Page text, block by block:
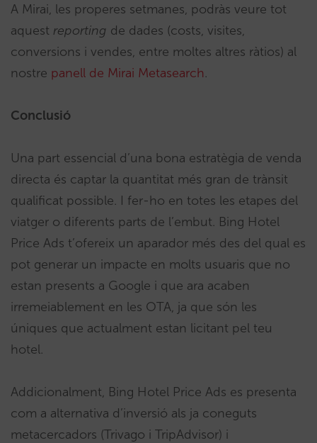
A Mirai, les properes setmanes, podràs veure tot
aquest reporting de dades (costs, visites,
conversions i vendes, entre moltes altres ràtios) al
nostre panell de Mirai Metasearch.
Conclusió
Una part essencial d’una bona estratègia de venda
directa és captar la quantitat més gran de trànsit
qualificat possible. I fer-ho en totes les etapes del
viatger o diferents parts de l’embut. Bing Hotel
Price Ads t’ofereix un aparador més des del qual es
pot generar un impacte en molts usuaris que no
estan presents a Google i que ara acaben
irremeiablement en les OTA, ja que són les
úniques que actualment estan licitant pel teu
hotel.
Addicionalment, Bing Hotel Price Ads es presenta
com a alternativa d’inversió als ja coneguts
metacercadors (Trivago i TripAdvisor) i